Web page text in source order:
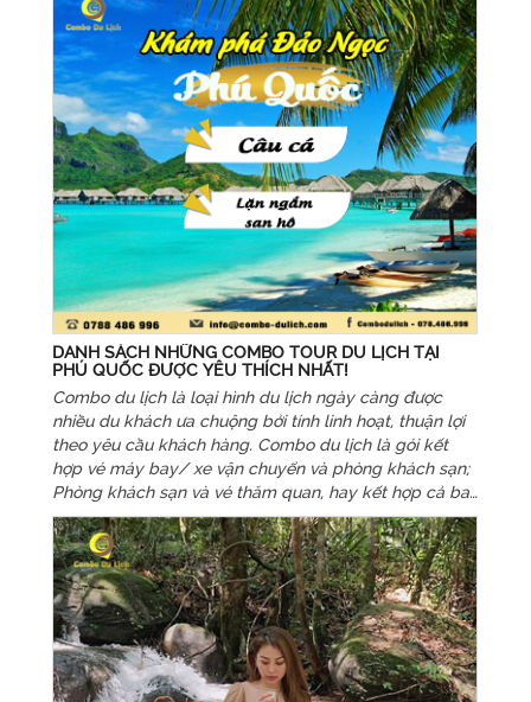
DANH SÁCH NHỮNG COMBO TOUR DU LỊCH TẠI
PHÚ QUỐC ĐƯỢC YÊU THÍCH NHẤT!
Combo du lịch là loại hình du lịch ngày càng được
nhiều du khách ưa chuộng bởi tính linh hoạt, thuận lợi
theo yêu cầu khách hàng. Combo du lịch là gói kết
hợp vé máy bay/ xe vận chuyển và phòng khách sạn;
Phòng khách sạn và vé thăm quan, hay kết hợp cả ba
dịch vụ.